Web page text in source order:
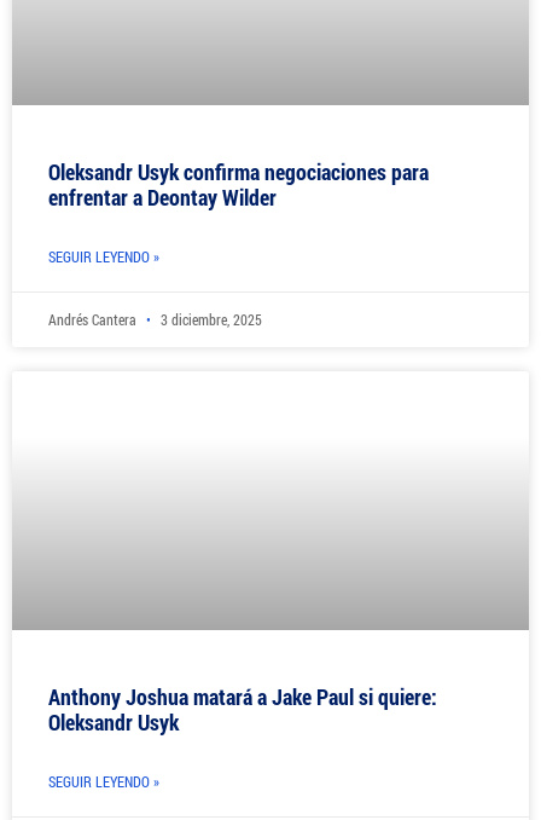
Oleksandr Usyk confirma negociaciones para
enfrentar a Deontay Wilder
SEGUIR LEYENDO »
Andrés Cantera 3 diciembre, 2025
Anthony Joshua matará a Jake Paul si quiere:
Oleksandr Usyk
SEGUIR LEYENDO »